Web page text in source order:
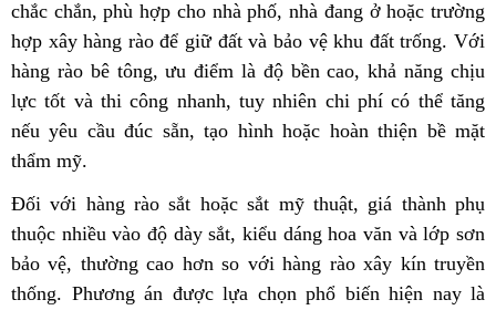
chắc chắn, phù hợp cho nhà phố, nhà đang ở hoặc trường
hợp xây hàng rào để giữ đất và bảo vệ khu đất trống. Với
hàng rào bê tông, ưu điểm là độ bền cao, khả năng chịu
lực tốt và thi công nhanh, tuy nhiên chi phí có thể tăng
nếu yêu cầu đúc sẵn, tạo hình hoặc hoàn thiện bề mặt
thẩm mỹ.
Đối với hàng rào sắt hoặc sắt mỹ thuật, giá thành phụ
thuộc nhiều vào độ dày sắt, kiểu dáng hoa văn và lớp sơn
bảo vệ, thường cao hơn so với hàng rào xây kín truyền
thống. Phương án được lựa chọn phổ biến hiện nay là